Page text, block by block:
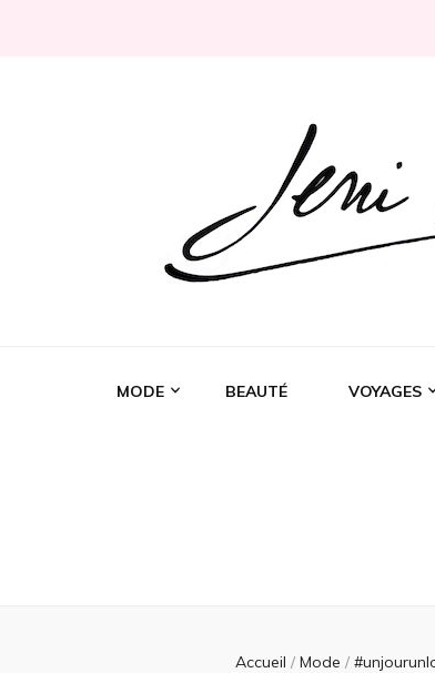
MODE BEAUTÉ VOYAGES
Accueil / Mode /